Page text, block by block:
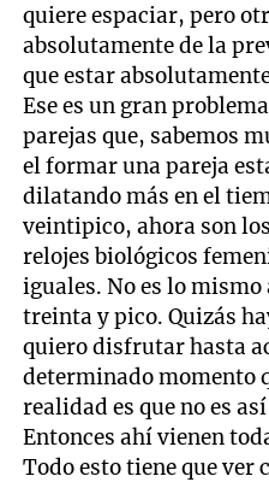
quiere espaciar, pero
absolutamente de la
que estar
Ese es un gran
parejas que, sabemos
el formar una pareja
dilatando más en el
veintipico, ahora son
relojes biológicos
iguales. No es lo
treinta y pico. Quizás
quiero disfrutar hasta
determinado momento
realidad es que no es
Entonces ahí vienen
Todo esto tiene que ver